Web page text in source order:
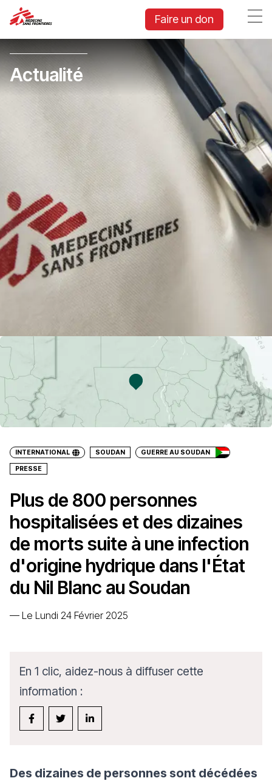
Faire un don
Actualité
INTERNATIONAL SOUDAN GUERRE AU SOUDAN
PRESSE
Plus de 800 personnes
hospitalisées et des dizaines
de morts suite à une infection
d'origine hydrique dans l'État
du Nil Blanc au Soudan
— Le Lundi 24 Février 2025
En 1 clic, aidez-nous à diffuser cette
information :
Des dizaines de personnes sont décédées